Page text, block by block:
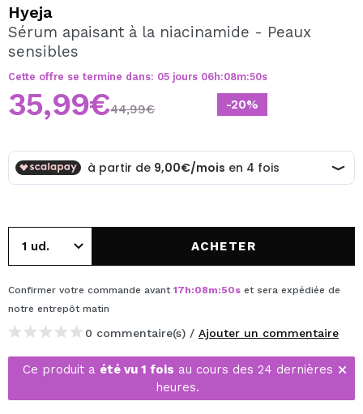
En créant un compte sur Maquibeauty.fr vous pourrez
effectuer vos achats rapidement, vérifier l'état de vos
Hyeja
Sérum apaisant à la niacinamide - Peaux
sensibles
Cette offre se termine dans: 05 jours 06h:08m:50s
-20%
35,99€44,99€
ACHETER
Confirmer votre commande avant 17h:08m:50s et sera expédiée de
notre entrepôt matin
0 commentaire(s) / Ajouter un commentaire
Ce produit a été vu 1 fois au cours des 24 dernières
heures.